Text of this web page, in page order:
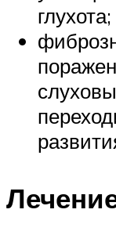
глухота;